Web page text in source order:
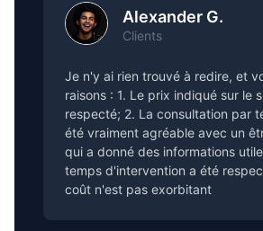
Alexander G.
Clients
Je n'y ai rien trouvé à redire, et
raisons : 1. Le prix indiqué sur le
respecté; 2. La consultation par
été vraiment agréable avec un
qui a donné des informations
temps d'intervention a été
coût n'est pas exorbitant